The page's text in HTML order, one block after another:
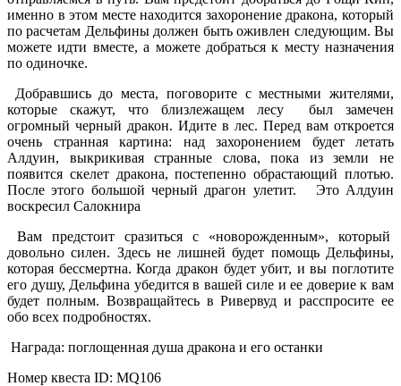
именно в этом месте находится захоронение дракона, который
по расчетам Дельфины должен быть оживлен следующим. Вы
можете идти вместе, а можете добраться к месту назначения
по одиночке.
Добравшись до места, поговорите с местными жителями,
которые скажут, что близлежащем лесу был замечен
огромный черный дракон. Идите в лес. Перед вам откроется
очень странная картина: над захоронением будет летать
Алдуин, выкрикивая странные слова, пока из земли не
появится скелет дракона, постепенно обрастающий плотью.
После этого большой черный драгон улетит. Это Алдуин
воскресил Салокнира
Вам предстоит сразиться с «новорожденным», который
довольно силен. Здесь не лишней будет помощь Дельфины,
которая бессмертна. Когда дракон будет убит, и вы поглотите
его душу, Дельфина убедится в вашей силе и ее доверие к вам
будет полным. Возвращайтесь в Ривервуд и расспросите ее
обо всех подробностях.
Награда: поглощенная душа дракона и его останки
Номер квеста ID: MQ106